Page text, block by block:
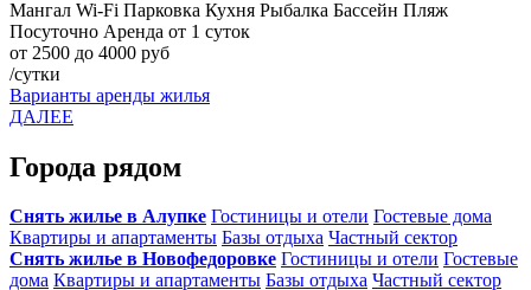
Мангал Wi-Fi Парковка Кухня Рыбалка Бассейн Пляж
Посуточно Аренда от 1 суток
от 2500 до 4000 руб
/сутки
Варианты аренды жилья
ДАЛЕЕ
Города рядом
Снять жилье в Алупке Гостиницы и отели Гостевые дома
Квартиры и апартаменты Базы отдыха Частный сектор
Снять жилье в Новофедоровке Гостиницы и отели Гостевые
дома Квартиры и апартаменты Базы отдыха Частный сектор